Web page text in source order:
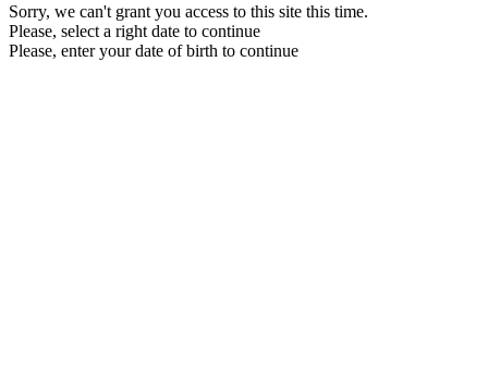
Sorry, we can't grant you access to this site this time.
Please, select a right date to continue
Please, enter your date of birth to continue